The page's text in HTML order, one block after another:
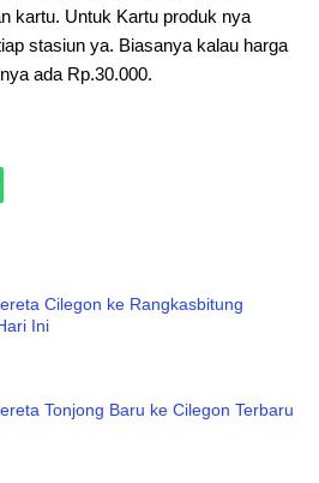
kartu. Untuk Kartu produk nya
stasiun ya. Biasanya kalau harga
ada Rp.30.000.
Cilegon ke Rangkasbitung
Ini
Tonjong Baru ke Cilegon Terbaru